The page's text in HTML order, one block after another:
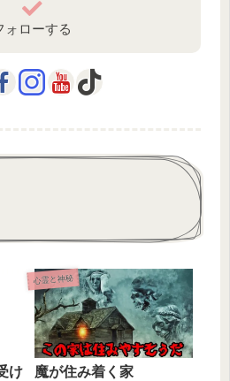
ォローする
け
心霊と神秘
魔が住み着く家